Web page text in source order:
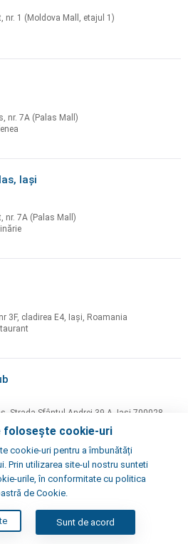
nr. 1 (Moldova Mall, etajul 1)
nr. 7A (Palas Mall)
Iaşi
nr. 7A (Palas Mall)
3F, cladirea E4, Iași, Roamania
Strada Sfântul Andrei 39 A, Iași 700028,
Vladimirescu
folosește cookie-uri
cookie-uri pentru a îmbunătăți
Prin utilizarea site-ul nostru sunteti
urile, în conformitate cu politica
de Cookie.
Sunt de acord